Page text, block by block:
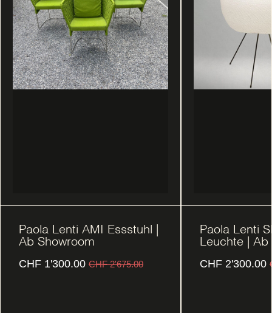
Paola Lenti AMI Essstuhl |
Ab Showroom
CHF 1'300.00 CHF2'675.00
Paola Lenti
Leuchte | Ab
CHF 2'300.00